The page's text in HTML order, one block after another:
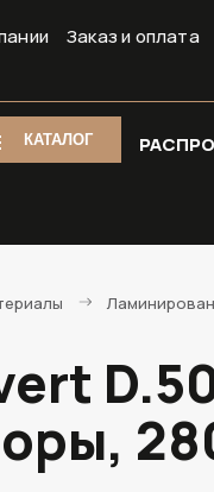
Заказ и оплата
КАТАЛОГ